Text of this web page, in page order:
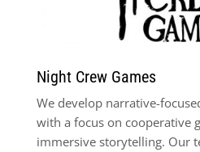
Night Crew Games
We develop narrative-
with a focus on cooperative
immersive storytelling. Our